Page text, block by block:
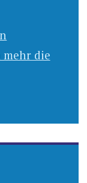
mehr die